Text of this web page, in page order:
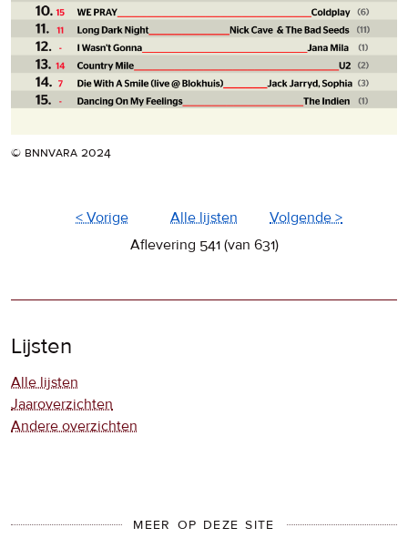
© bnnvara 2024
< Vorige Alle lijsten
Volgende >
Aflevering 541 (van 631)
Lijsten
Alle lijsten
Jaaroverzichten
Andere overzichten
MEER OP DEZE SITE